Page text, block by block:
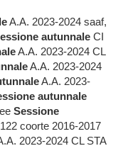
A.A. 2023-2024 saaf,
autunnale CI
A.A. 2023-2024 CL
A.A. 2023-2024
A.A. 2023-
autunnale
Sessione
coorte 2016-2017
2023-2024 CL STA